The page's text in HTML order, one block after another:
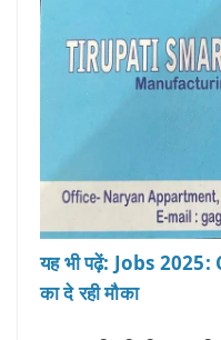
यह भी पढ़ें: Jobs 2025:
का दे रही मौका